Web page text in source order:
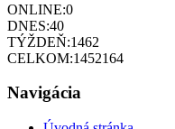
ONLINE:0
DNES:40
TÝŽDEŇ:1462
CELKOM:1452164
Navigácia